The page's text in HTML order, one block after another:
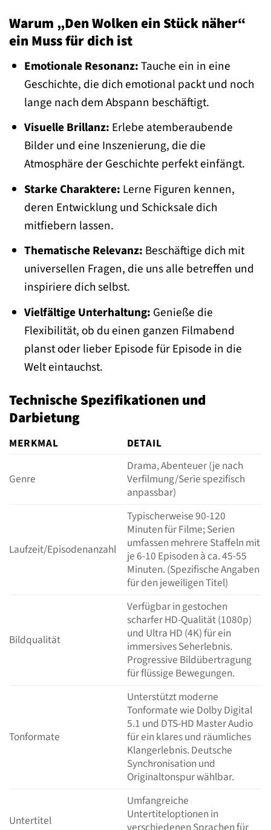
Warum „Den Wolken ein Stück näher“
ein Muss für dich ist
Emotionale Resonanz:Tauche ein in eine
Geschichte, die dich emotional packt und noch
lange nach dem Abspann beschäftigt.
Visuelle Brillanz: Erlebe atemberaubende
Bilder und eine Inszenierung, die die
Atmosphäre der Geschichte perfekt einfängt.
Starke Charaktere: Lerne Figuren kennen,
deren Entwicklung und Schicksale dich
mitfiebern lassen.
Thematische Relevanz: Beschäftige dich mit
universellen Fragen, die uns alle betreffen und
inspiriere dich selbst.
Vielfältige Unterhaltung: Genieße die
Flexibilität, ob du einen ganzen Filmabend
planst oder lieber Episode für Episode in die
Welt eintauchst.
Technische Spezifikationen und
Darbietung
MERKMAL DETAIL
Genre
Drama, Abenteuer (je nach
Verfilmung/Serie spezifisch
anpassbar)
Laufzeit/Episodenanzahl
Typischerweise 90-120
Minuten für Filme; Serien
umfassen mehrere Staffeln mit
je 6-10 Episoden à ca. 45-55
Minuten. (Spezifische Angaben
für den jeweiligen Titel)
Bildqualität
Verfügbar in gestochen
scharfer HD-Qualität (1080p)
und Ultra HD (4K) für ein
immersives Seherlebnis.
Progressive Bildübertragung
für flüssige Bewegungen.
Tonformate
Unterstützt moderne
Tonformate wie Dolby Digital
5.1 und DTS-HD Master Audio
für ein klares und räumliches
Klangerlebnis. Deutsche
Synchronisation und
Originaltonspur wählbar.
Untertitel
Umfangreiche
Untertiteloptionen in